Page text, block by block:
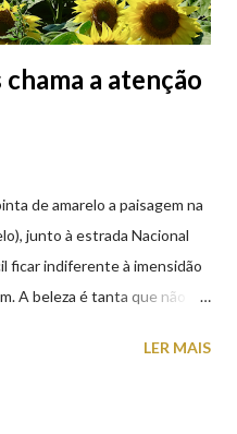
a atenção
de amarelo a paisagem na
junto à estrada Nacional
ficar indiferente à imensidão
A beleza é tanta que não
para tirar algumas
LER MAIS